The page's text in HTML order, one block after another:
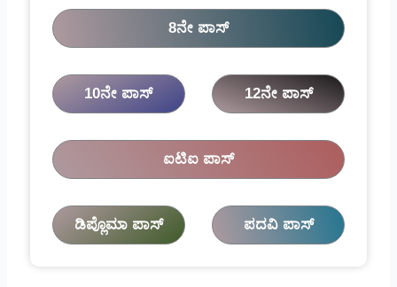
8ನೇ ಪಾಸ್
10ನೇ ಪಾಸ್ 12ನೇ ಪಾಸ್
ಐಟಿಐ ಪಾಸ್
ಡಿಪ್ಲೊಮಾ ಪಾಸ್ ಪದವಿ ಪಾಸ್